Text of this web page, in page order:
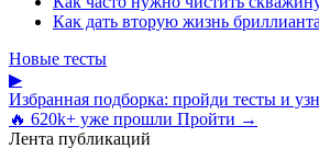
Как дать вторую жизнь
Новые тесты
▶
Избранная подборка: пройди тесты и
🔥 620k+ уже прошли Пройти →
Лента публикаций